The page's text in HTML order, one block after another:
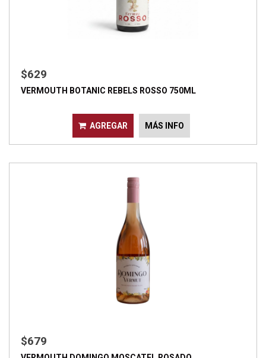
$629
VERMOUTH BOTANIC REBELS ROSSO 750ML
AGREGAR MÁS INFO
$679